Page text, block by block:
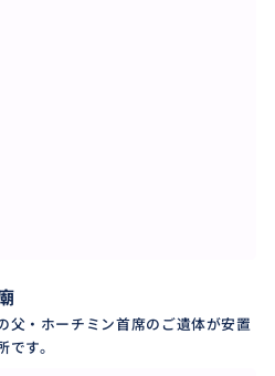
父・ホーチミン首席のご遺体が安置
です。